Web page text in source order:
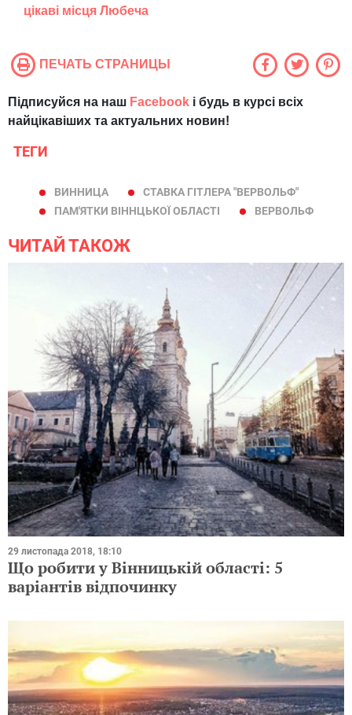
цікаві місця Любеча
ПЕЧАТЬ СТРАНИЦЫ
Підписуйся на наш Facebook і будь в курсі всіх
найцікавіших та актуальних новин!
ТЕГИ
ВИННИЦА
СТАВКА ГІТЛЕРА "ВЕРВОЛЬФ"
ПАМ'ЯТКИ ВІННЦЬКОЇ ОБЛАСТІ
ВЕРВОЛЬФ
ЧИТАЙ ТАКОЖ
29 листопада 2018, 18:10
Що робити у Вінницькій області: 5
варіантів відпочинку